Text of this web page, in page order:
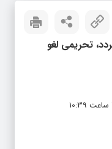
تحریمی لغو